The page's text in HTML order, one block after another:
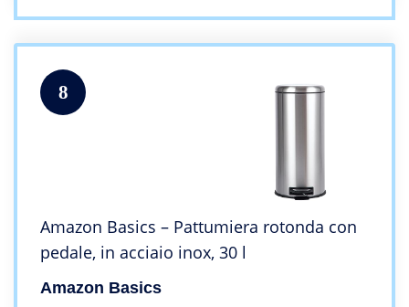
8
Amazon Basics – Pattumiera rotonda con
pedale, in acciaio inox, 30 l
Amazon Basics